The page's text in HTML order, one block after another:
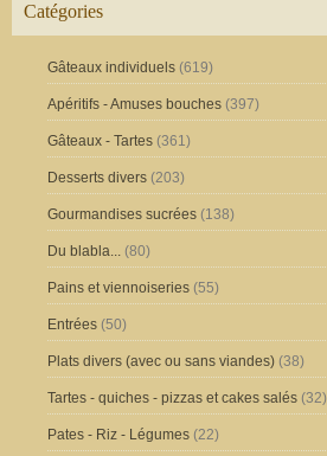
Catégories
Gâteaux individuels (619)
Apéritifs - Amuses bouches (397)
Gâteaux - Tartes (361)
Desserts divers (203)
Gourmandises sucrées (138)
Du blabla... (80)
Pains et viennoiseries (55)
Entrées (50)
Plats divers (avec ou sans viandes) (38)
Tartes - quiches - pizzas et cakes salés (32)
Pates - Riz - Légumes (22)